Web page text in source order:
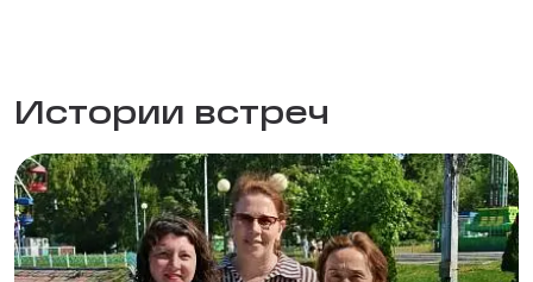
Истории встреч